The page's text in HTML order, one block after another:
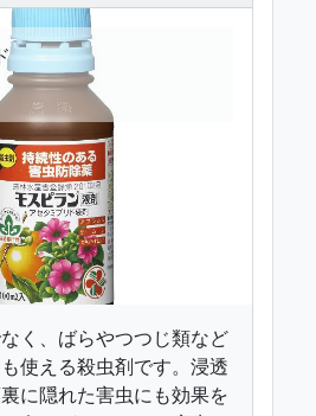
く、ばらやつつじ類など
使える殺虫剤です。浸透
に隠れた害虫にも効果を